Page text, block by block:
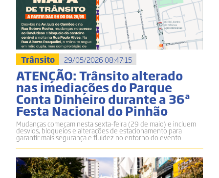
Trânsito 29/05/2026 08:47:15
ATENÇÃO: Trânsito alterado
nas imediações do Parque
Conta Dinheiro durante a 36ª
Festa Nacional do Pinhão
Mudanças começam nesta sexta-feira (29 de maio) e incluem
desvios, bloqueios e alterações de estacionamento para
garantir mais segurança e fluidez no entorno do evento